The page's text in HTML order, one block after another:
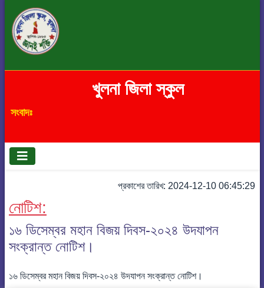
খুলনা জিলা স্কুল
সংবাদঃ
প্রকাশের তারিখ: 2024-12-10 06:45:29
নোটিশ:
১৬ ডিসেম্বর মহান বিজয় দিবস-২০২৪ উদযাপন
সংক্রান্ত নোটিশ।
১৬ ডিসেম্বর মহান বিজয় দিবস-২০২৪ উদযাপন সংক্রান্ত নোটিশ।